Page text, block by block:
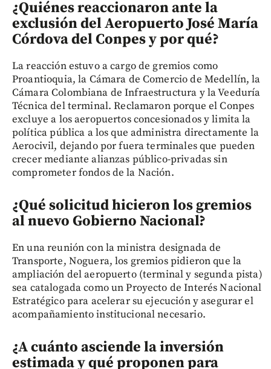
¿Quiénes reaccionaron ante la
exclusión del Aeropuerto José María
Córdova del Conpes y por qué?
La reacción estuvo a cargo de gremios como
Proantioquia, la Cámara de Comercio de Medellín, la
Cámara Colombiana de Infraestructura y la Veeduría
Técnica del terminal. Reclamaron porque el Conpes
excluye a los aeropuertos concesionados y limita la
política pública a los que administra directamente la
Aerocivil, dejando por fuera terminales que pueden
crecer mediante alianzas público-privadas sin
comprometer fondos de la Nación.
¿Qué solicitud hicieron los gremios
al nuevo Gobierno Nacional?
En una reunión con la ministra designada de
Transporte, Noguera, los gremios pidieron que la
ampliación del aeropuerto (terminal y segunda pista)
sea catalogada como un Proyecto de Interés Nacional
Estratégico para acelerar su ejecución y asegurar el
acompañamiento institucional necesario.
¿A cuánto asciende la inversión
estimada y qué proponen para